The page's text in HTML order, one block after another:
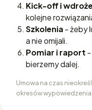
Kick-off i
kolejne
Szkolenia - żeby
a nie omijali.
Pomiar i raport -
bierzemy dalej.
Umowa na czas
okresów wypowiedzenia.